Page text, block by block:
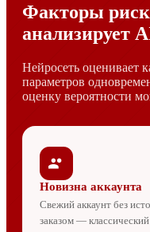
Факторы
анализирует
Нейросеть оценивает
параметров
оценку вероятности
Новизна аккаунта
Свежий аккаунт без
заказом —